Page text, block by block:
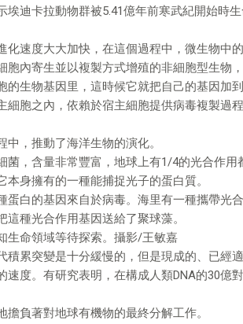
迪卡拉動物群被5.41億年前寒武紀開始時
化速度大大加快，在這個過程中，微生物中
胞內寄生並以複製方式增殖的非細胞型生物
的生物基因里，這時候它就把自己的基因加
細胞之內，依賴於宿主細胞提供病毒複製過
，推動了海洋生物的演化。
菌，含量非常豐富，地球上有1/4的光合作
身擁有的一種能捕捉光子的蛋白質。
蛋白的基因來自於病毒。海里有一種攜帶光
這種光合作用基因送給了聚球藻。
生命領域等待探索。攝影/王敏嘉
積累突變是十分緩慢的，但是現成的、已經
速度。有研究表明，在構成人類DNA的30億
負著對地球有機物的最終分解工作。